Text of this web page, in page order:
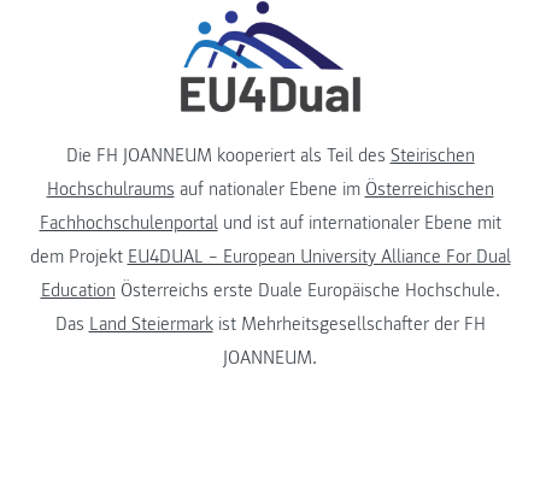
Die FH JOANNEUM kooperiert als Teil des Steirischen
Hochschulraums auf nationaler Ebene im Österreichischen
Fachhochschulenportalund ist auf internationaler Ebene mit
dem Projekt EU4DUAL – European University Alliance For Dual
Education Österreichs erste Duale Europäische Hochschule.
Das Land Steiermarkist Mehrheitsgesellschafter der FH
JOANNEUM.